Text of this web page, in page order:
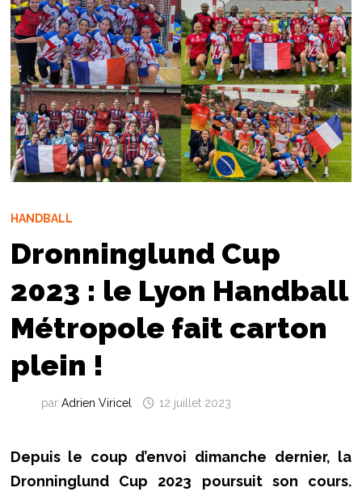
HANDBALL
Dronninglund Cup
2023 : le Lyon Handball
Métropole fait carton
plein !
par Adrien Viricel 12 juillet 2023
Depuis le coup d’envoi dimanche dernier, la
Dronninglund Cup 2023 poursuit son cours.